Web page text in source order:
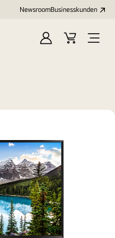
NewsroomBusinesskunden
AnmeldenWarenkorb
Menü